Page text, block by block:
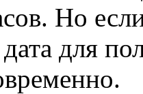
Но
для